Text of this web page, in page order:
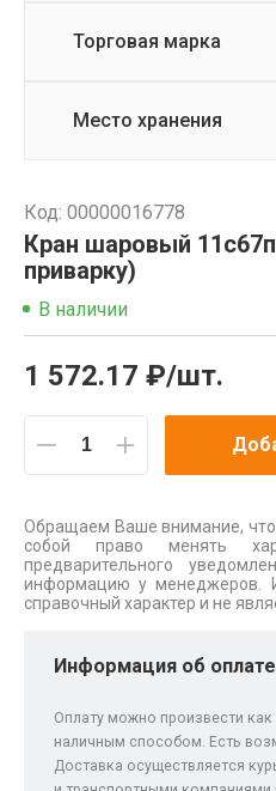
Торговая марка
Место хранения
Код: 00000016778
Кран шаровый
приварку)
В наличии
1 572.17 ₽/шт.
Обращаем Ваше внимание, что
собой право менять
предварительного
информацию у менеджеров.
справочный характер и не
Информация об
Оплату можно произвести
наличным способом. Есть
Доставка осуществляется